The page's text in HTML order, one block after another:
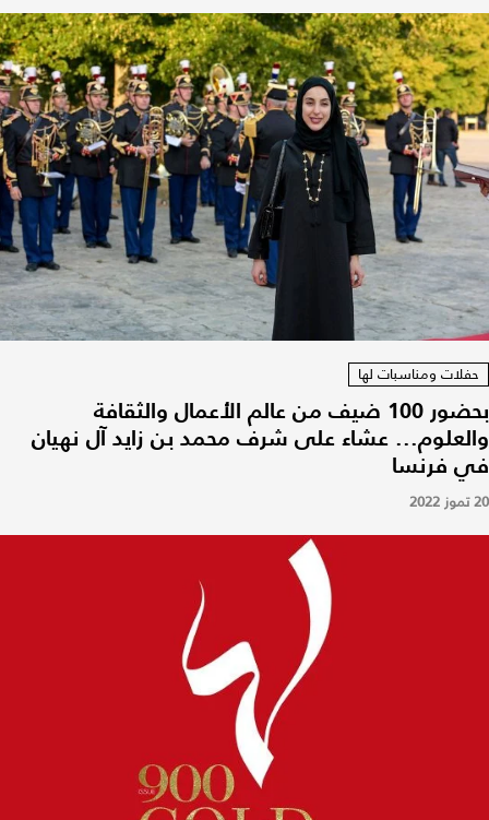
حفلات ومناسبات لها
بحضور 100 ضيف من عالم الأعمال والثقافة
والعلوم... عشاء على شرف محمد بن زايد آل نهيان
في فرنسا
20 تموز 2022